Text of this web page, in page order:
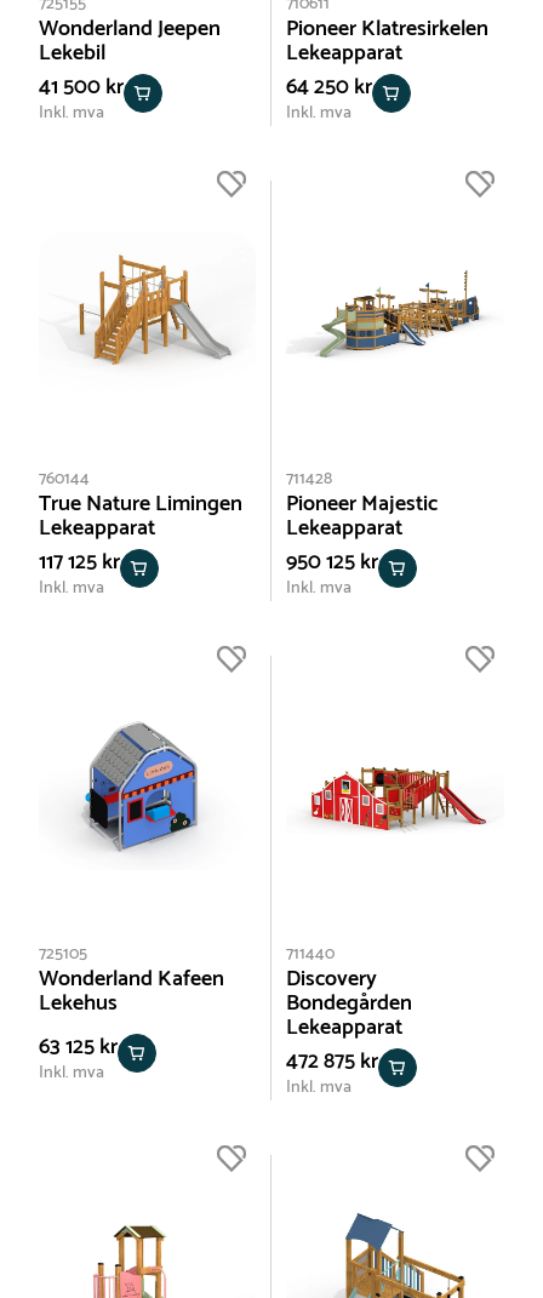
Wonderland Jeepen
Lekebil
41 500 kr
Inkl. mva
Pioneer Klatresirkelen
Lekeapparat
64 250 kr
Inkl. mva
760144
True Nature Limingen
Lekeapparat
117 125 kr
Inkl. mva
711428
Pioneer Majestic
Lekeapparat
950 125 kr
Inkl. mva
725105
Wonderland Kafeen
Lekehus
63 125 kr
Inkl. mva
711440
Discovery
Bondegården
Lekeapparat
472 875 kr
Inkl. mva